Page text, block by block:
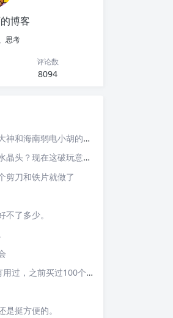
博客
思考
评论数
8094
做这些的熟练程度，是不是也是建立在这些翻车之上的....
在这破玩意变得这么复杂了？
剪刀和铁片就做了
不了多少。
买过100个水晶头还没有 用完。
挺方便的。